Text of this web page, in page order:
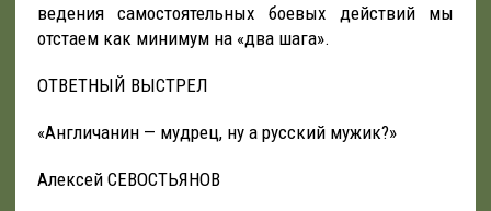
ведения самостоятельных боевых действий мы
отстаем как минимум на «два шага».
ОТВЕТНЫЙ ВЫСТРЕЛ
«Англичанин — мудрец, ну а русский мужик?»
Алексей СЕВОСТЬЯНОВ